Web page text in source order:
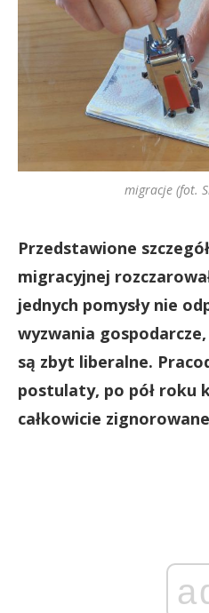
migracje (fot.
Przedstawione
migracyjnej
jednych pomysły nie
wyzwania
są zbyt liberalne.
postulaty, po pół roku
całkowicie